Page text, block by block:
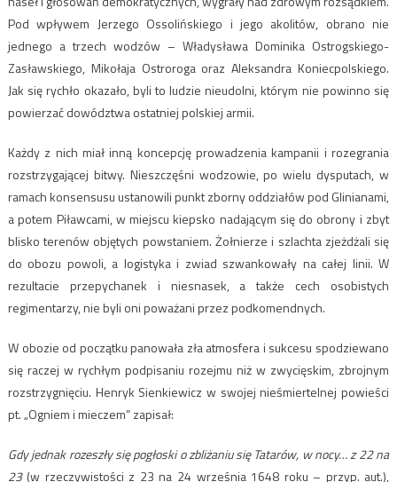
Pod wpływem Jerzego Ossolińskiego i jego akolitów, obrano nie
jednego a trzech wodzów – Władysława Dominika Ostrogskiego-
Zasławskiego, Mikołaja Ostroroga oraz Aleksandra Koniecpolskiego.
Jak się rychło okazało, byli to ludzie nieudolni, którym nie powinno się
powierzać dowództwa ostatniej polskiej armii.
Każdy z nich miał inną koncepcję prowadzenia kampanii i rozegrania
rozstrzygającej bitwy. Nieszczęśni wodzowie, po wielu dysputach, w
ramach konsensusu ustanowili punkt zborny oddziałów pod Glinianami,
a potem Piławcami, w miejscu kiepsko nadającym się do obrony i zbyt
blisko terenów objętych powstaniem. Żołnierze i szlachta zjeżdżali się
do obozu powoli, a logistyka i zwiad szwankowały na całej linii. W
rezultacie przepychanek i niesnasek, a także cech osobistych
regimentarzy, nie byli oni poważani przez podkomendnych.
W obozie od początku panowała zła atmosfera i sukcesu spodziewano
się raczej w rychłym podpisaniu rozejmu niż w zwycięskim, zbrojnym
rozstrzygnięciu. Henryk Sienkiewicz w swojej nieśmiertelnej powieści
pt. „Ogniem i mieczem” zapisał:
Gdy jednak rozeszły się pogłoski o zbliżaniu się Tatarów, w nocy… z 22 na
23(w rzeczywistości z 23 na 24 września 1648 roku – przyp. aut.),